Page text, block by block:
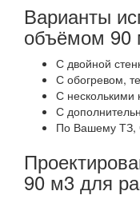
Варианты
объёмом 90
С двойной
С обогревом,
С несколькими
С
По Вашему ТЗ,
90 м3 для